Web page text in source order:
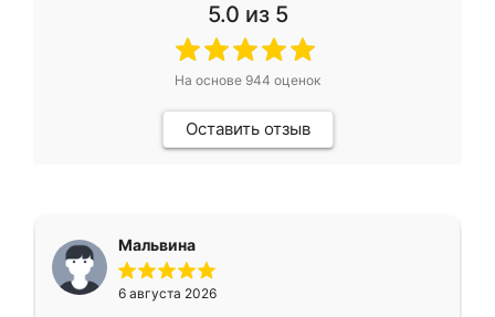
5.0 из 5
На основе 944 оценок
Оставить отзыв
Мальвина
6 августа 2026